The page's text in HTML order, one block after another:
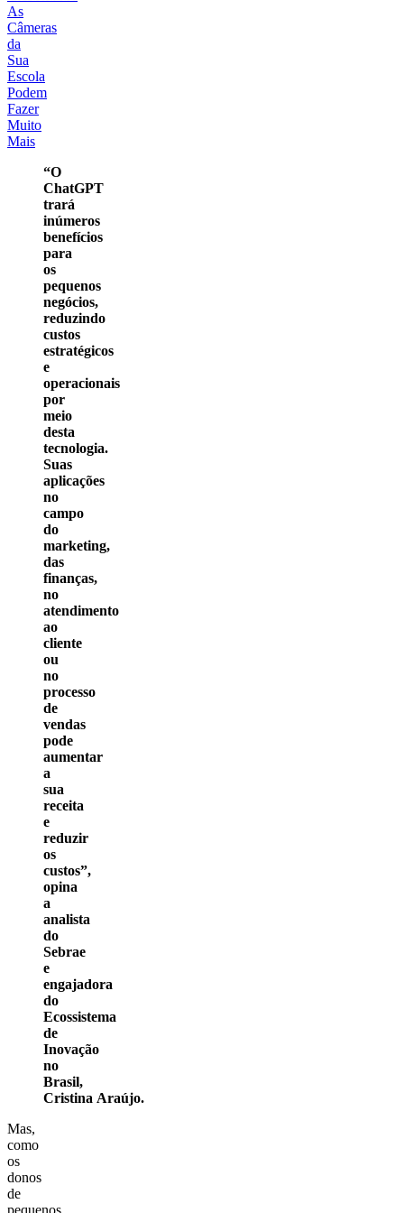
As
Câmeras
da
Sua
Escola
Podem
Fazer
Muito
Mais
“O
ChatGPT
trará
inúmeros
benefícios
para
os
pequenos
negócios,
reduzindo
custos
estratégicos
e
operacionais
por
meio
desta
tecnologia.
Suas
aplicações
no
campo
do
marketing,
das
finanças,
no
atendimento
ao
cliente
ou
no
processo
de
vendas
pode
aumentar
a
sua
receita
e
reduzir
os
custos”,
opina
a
analista
do
Sebrae
e
engajadora
do
Ecossistema
de
Inovação
no
Brasil,
Cristina Araújo.
Mas,
como
os
donos
de
pequenos